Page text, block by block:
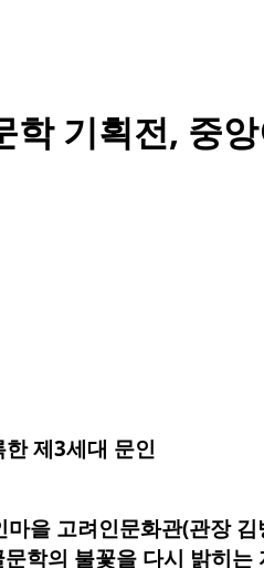
기획전, 중
제3세대 문인
마을 고려인문화관(관장
학의 불꽃을 다시 밝히는